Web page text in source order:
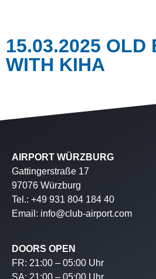
15.03.2025 OLD
WITH KIHA
AIRPORT WÜRZBURG
Gattingerstraße 17
97076 Würzburg
Tel.: +49 931 804 184 40
Email: info@club-airport.com
DOORS OPEN
FR: 21:00 – 05:00 Uhr
SA: 21:00 – 05:00 Uhr